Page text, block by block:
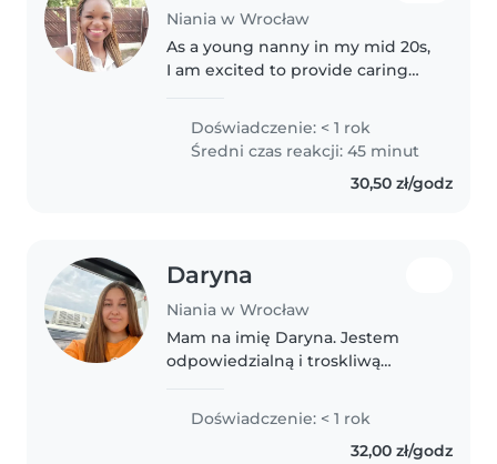
Niania w Wrocław
As a young nanny in my mid 20s,
I am excited to provide caring
family. With a Bachelor's degree
in Computer Engineering, I
bring a unique blend of..
Doświadczenie: < 1 rok
Średni czas reakcji: 45 minut
30,50 zł/godz
Daryna
Niania w Wrocław
Mam na imię Daryna. Jestem
odpowiedzialną i troskliwą
doświadczenie w opiece nad
dziećmi, ponieważ od wielu lat
opiekowałam się moimi dwoma
Doświadczenie: < 1 rok
32,00 zł/godz